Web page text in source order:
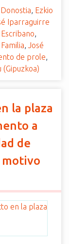
, Ezkio
Iparraguirre
,
, José
de prole,
la plaza
a
de
motivo